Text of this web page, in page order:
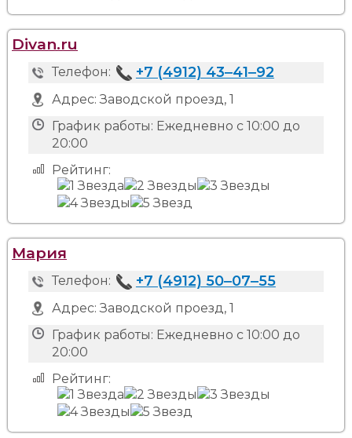
Divan.ru
Телефон: +7 (4912) 43‒41‒92
Адрес: Заводской проезд, 1
График работы: Ежедневно с 10:00 до
20:00
Рейтинг:
Мария
Телефон: +7 (4912) 50‒07‒55
Адрес: Заводской проезд, 1
График работы: Ежедневно с 10:00 до
20:00
Рейтинг: